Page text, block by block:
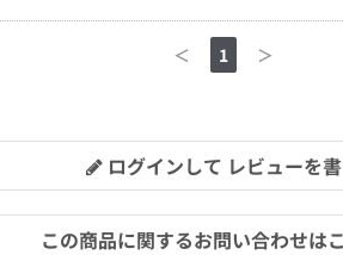
＜ 1 ＞
ログインして レビューを書
この商品に関するお問い合わせは